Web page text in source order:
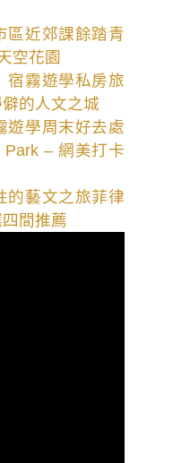
區近郊課餘踏青
空花園
宿霧遊學私房旅
的人文之城
遊學周末好去處
– 網美打卡
的藝文之旅菲律
間推薦